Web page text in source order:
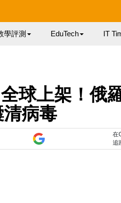
學評測 EduTech IT
球上架！俄
病毒
在
追